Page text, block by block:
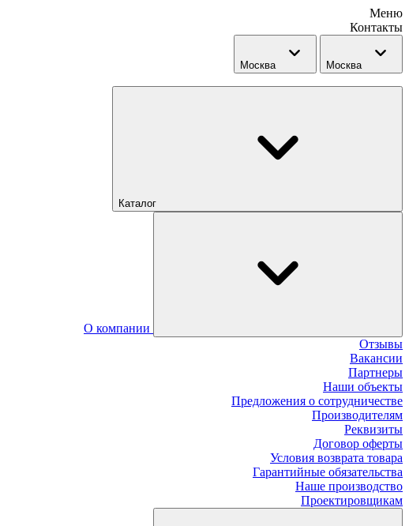
Меню
Контакты
Москва Москва
Каталог
О компании
Отзывы
Вакансии
Партнеры
Наши объекты
Предложения о сотрудничестве
Производителям
Реквизиты
Договор оферты
Условия возврата товара
Гарантийные обязательства
Наше производство
Проектировщикам